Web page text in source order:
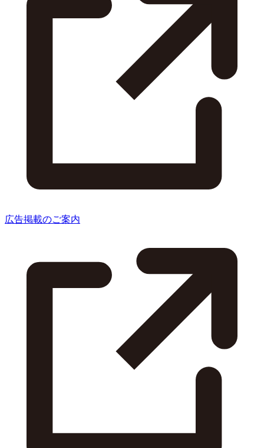
広告掲載のご案内